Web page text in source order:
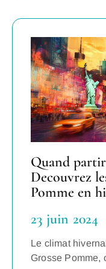
Quand
Decouvrez
Pomme en
23 juin 2024
Le climat
Grosse Pomme,